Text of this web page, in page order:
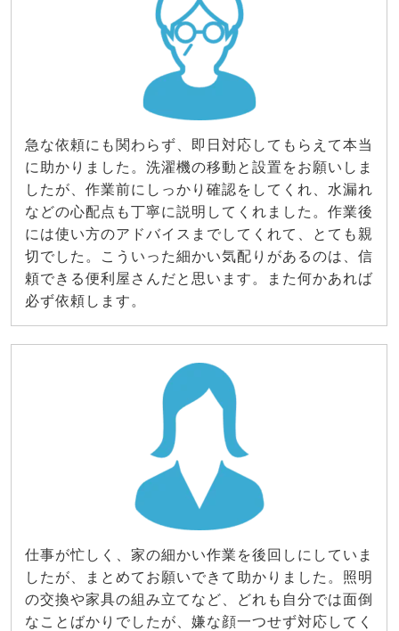
急な依頼にも関わらず、即日対応してもらえて本当
に助かりました。洗濯機の移動と設置をお願いしま
したが、作業前にしっかり確認をしてくれ、水漏れ
などの心配点も丁寧に説明してくれました。作業後
には使い方のアドバイスまでしてくれて、とても親
切でした。こういった細かい気配りがあるのは、信
頼できる便利屋さんだと思います。また何かあれば
必ず依頼します。
仕事が忙しく、家の細かい作業を後回しにしていま
したが、まとめてお願いできて助かりました。照明
の交換や家具の組み立てなど、どれも自分では面倒
なことばかりでしたが、嫌な顔一つせず対応してく